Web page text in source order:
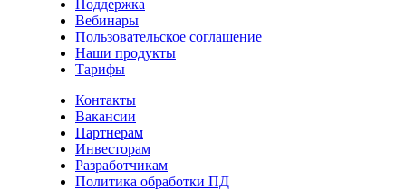
Поддержка
Вебинары
Пользовательское соглашение
Наши продукты
Тарифы
Контакты
Вакансии
Партнерам
Инвесторам
Разработчикам
Политика обработки ПД